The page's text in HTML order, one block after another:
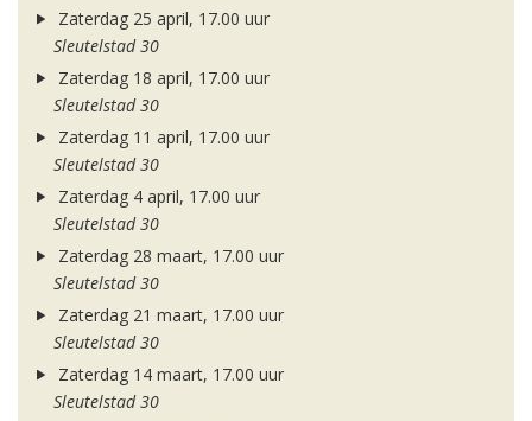
Zaterdag 25 april, 17.00 uur
Sleutelstad 30
Zaterdag 18 april, 17.00 uur
Sleutelstad 30
Zaterdag 11 april, 17.00 uur
Sleutelstad 30
Zaterdag 4 april, 17.00 uur
Sleutelstad 30
Zaterdag 28 maart, 17.00 uur
Sleutelstad 30
Zaterdag 21 maart, 17.00 uur
Sleutelstad 30
Zaterdag 14 maart, 17.00 uur
Sleutelstad 30